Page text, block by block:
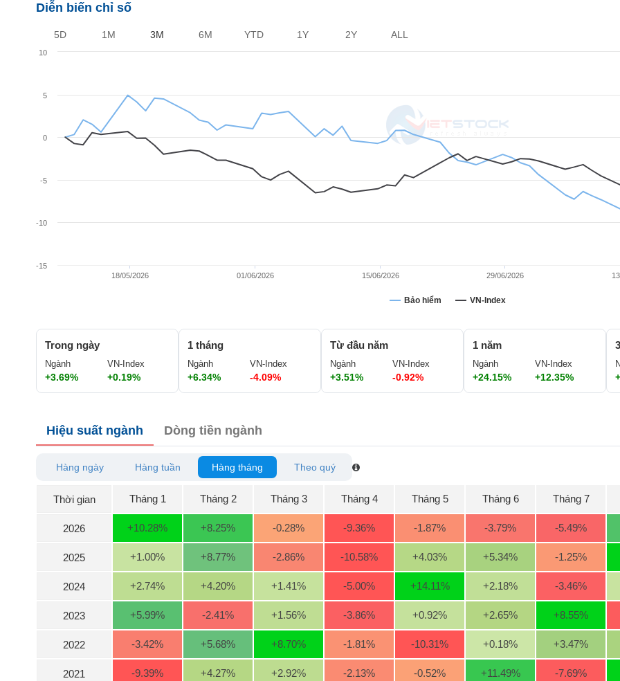
Diễn biến chỉ số
5D 1M 3M 6M YTD 1Y 2Y ALL
Bảo hiểm VN-Index
18/05/2026 01/06/2026 15/06/2026 29/06/2026
-15
-10
-5
0
5
10
Trong ngày
Ngành
+3.69%
VN-Index
+0.19%
1 tháng
Ngành
+6.34%
VN-Index
-4.09%
Từ đầu năm
Ngành
+3.51%
VN-Index
-0.92%
1 năm
Ngành
+24.15%
VN-Index
+12.35%
Hiệu suất ngành Dòng tiền ngành
Hàng ngày Hàng tuần Hàng tháng Theo quý
Thời gian
2026
2025
2024
2023
2022
2021
Tháng 1 Tháng 2 Tháng 3 Tháng 4 Tháng 5 Tháng 6 Tháng 7
+10.28% +8.25% -0.28% -9.36% -1.87% -3.79% -5.49%
+1.00% +8.77% -2.86% -10.58% +4.03% +5.34% -1.25%
+2.74% +4.20% +1.41% -5.00% +14.11% +2.18% -3.46%
+5.99% -2.41% +1.56% -3.86% +0.92% +2.65% +8.55%
-3.42% +5.68% +8.70% -1.81% -10.31% +0.18% +3.47%
-9.39% +4.27% +2.92% -2.13% -0.52% +11.49% -7.69%
ĐỘNG
SẢN
TÀI
HÓA
KINH
DƯƠNG
CHÍNH
CÁ
PHÂN
VIETSTOCKFINANCE